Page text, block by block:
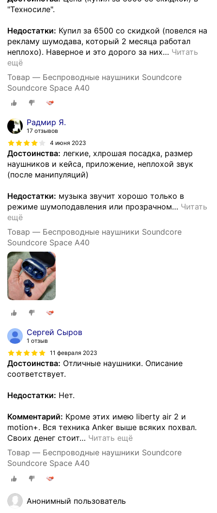
"Техносиле".
Недостатки: Купил за 6500 со скидкой (повелся на
рекламу шумодава, который 2 месяца работал
неплохо). Наверное и это дорого за них… Читать
ещё
Товар — Беспроводные наушники Soundcore
Soundcore Space A40
Радмир Я.
17 отзывов
4 июня 2023
Достоинства: легкие, хлрошая посадка, размер
наушников и кейса, приложение, неплохой звук
(после манипуляций)
Недостатки: музыка звучит хорошо только в
режиме шумоподавления или прозрачном… Читать
ещё
Товар — Беспроводные наушники Soundcore
Soundcore Space A40
Сергей Сыров
1 отзыв
11 февраля 2023
Достоинства: Отличные наушники. Описание
соответствует.
Недостатки: Нет.
Комментарий: Кроме этих имею liberty air 2 и
motion+. Вся техника Anker выше всяких похвал.
Своих денег стоит… Читать ещё
Товар — Беспроводные наушники Soundcore
Soundcore Space A40
Анонимный пользователь